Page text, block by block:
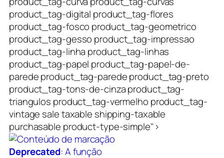
product_tag-digital product_tag-flores
product_tag-fosco product_tag-geometrico
product_tag-gesso product_tag-impressao
product_tag-linha product_tag-linhas
product_tag-papel product_tag-papel-de-
parede product_tag-parede product_tag-preto
product_tag-tons-de-cinza product_tag-
triangulos product_tag-vermelho product_tag-
vintage sale taxable shipping-taxable
purchasable product-type-simple">
Deprecated: A função